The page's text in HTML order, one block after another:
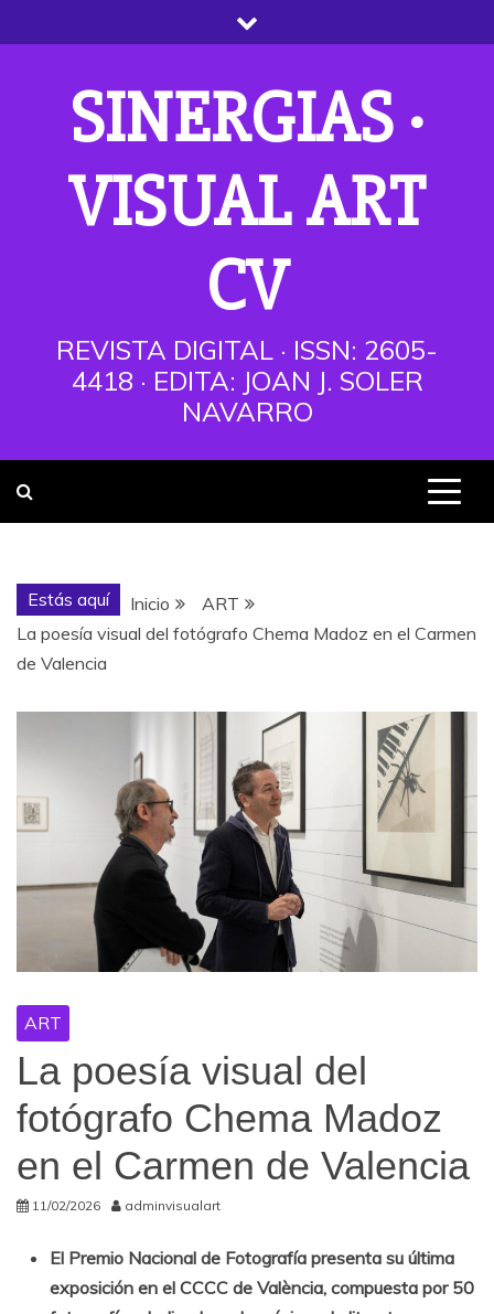
al
SINERGIAS ·
VISUAL ART
CV
REVISTA DIGITAL · ISSN: 2605-
4418 · EDITA: JOAN J. SOLER
NAVARRO
Estás aquí Inicio
ART
La poesía visual del fotógrafo Chema Madoz en el Carmen
de Valencia
ART
La poesía visual del
fotógrafo Chema Madoz
en el Carmen de Valencia
11/02/2026 adminvisualart
El Premio Nacional de Fotografía presenta su última
exposición en el CCCC de València, compuesta por 50